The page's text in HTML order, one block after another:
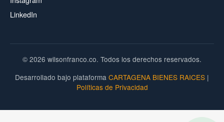
LinkedIn
© 2026 wilsonfranco.co. Todos los derechos reservados.
Desarrollado bajo plataforma CARTAGENA BIENES RAICES |
Políticas de Privacidad